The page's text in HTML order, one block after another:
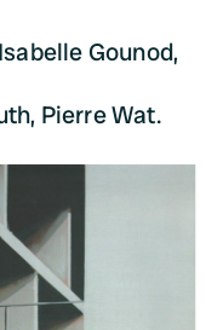
Gounod,
Pierre Wat.